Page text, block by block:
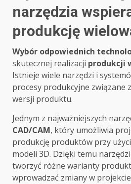
narzędzia
produkcję
Wybór odpowiednich
skutecznej realizacji produkcji
Istnieje wiele narzędzi i
procesy produkcyjne związane
wersji produktu.
Jednym z najważniejszych
CAD/CAM, który umożliwia
produkcję produktów przy
modeli 3D. Dzięki temu
tworzyć różne warianty
wprowadzać zmiany w